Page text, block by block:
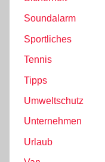
Soundalarm
Sportliches
Tennis
Tipps
Umweltschutz
Unternehmen
Urlaub